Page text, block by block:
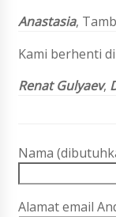
Anastasia,
Kami berhenti
Renat Gulyaev,
Nama
Alamat email